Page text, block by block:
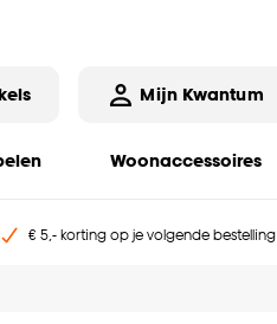
Mijn Kwantum
Woonaccessoires
€ 5,- korting op je volgende bestelling